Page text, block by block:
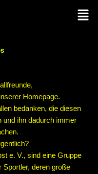
Homepage.
bedanken, die diesen
und ihn dadurch immer
e. V., sind eine Gruppe
Sportler, deren große